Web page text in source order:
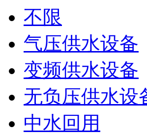
不限
气压供水设备
变频供水设备
无负压供水设
中水回用